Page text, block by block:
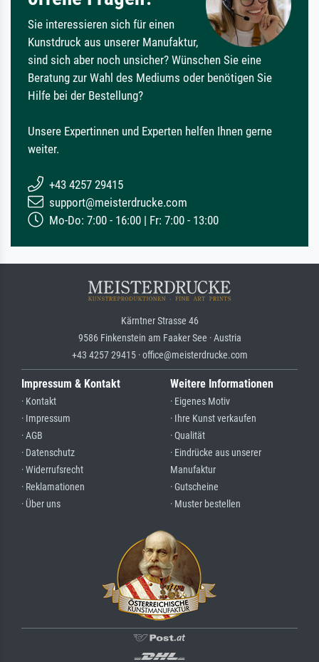
Sie interessieren sich für einen
Kunstdruck aus unserer Manufaktur,
sind sich aber noch unsicher? Wünschen Sie eine
Beratung zur Wahl des Mediums oder benötigen Sie
Hilfe bei der Bestellung?
Unsere Expertinnen und Experten helfen Ihnen gerne
weiter.
+43 4257 29415
support@meisterdrucke.com
Mo-Do: 7:00 - 16:00 | Fr: 7:00 - 13:00
Kärntner Strasse 46
9586 Finkenstein am Faaker See · Austria
+43 4257 29415 · office@meisterdrucke.com
Impressum & Kontakt
· Kontakt
· Impressum
· AGB
· Datenschutz
· Widerrufsrecht
· Reklamationen
· Über uns
Weitere Informationen
· Eigenes Motiv
· Ihre Kunst verkaufen
· Qualität
· Eindrücke aus unserer
Manufaktur
· Gutscheine
· Muster bestellen